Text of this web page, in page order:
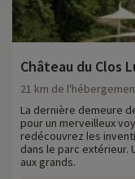
Château du Clos
21 km de
La dernière demeure
pour un merveilleux
redécouvrez les
dans le parc extérieur.
aux grands.